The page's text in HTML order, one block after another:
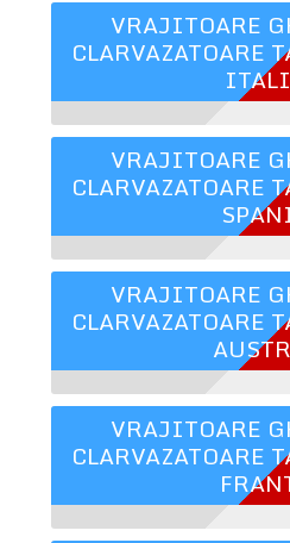
VRAJITOARE
CLARVAZATOARE
VRAJITOARE
CLARVAZATOARE
VRAJITOARE
CLARVAZATOARE
VRAJITOARE
CLARVAZATOARE